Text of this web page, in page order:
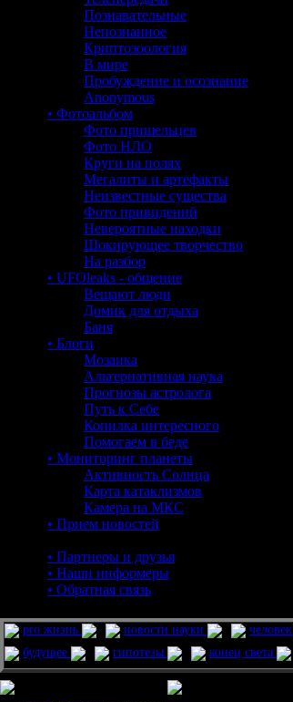
Познавательные
Непознанное
Криптозоология
В мире
Пробуждение и осознание
Anonymous
• Фотоальбом
Фото пришельцев
Фото НЛО
Круги на полях
Мегалиты и артефакты
Неизвестные существа
Фото привидений
Невероятные находки
Шокирующее творчество
На разбор
• UFOleaks - общение
Вещают люди
Домик для отдыха
Баня
• Блоги
Мозаика
Альтернативная наука
Прогнозы астролога
Путь к Себе
Копилка интересного
Помогаем в беде
• Мониторинг планеты
Активность Солнца
Карта катаклизмов
Камера на МКС
• Прием новостей
• Партнеры и друзья
• Наши информеры
• Обратная связь
pro жизнь новости науки человек
будущее
гипотезы конец света